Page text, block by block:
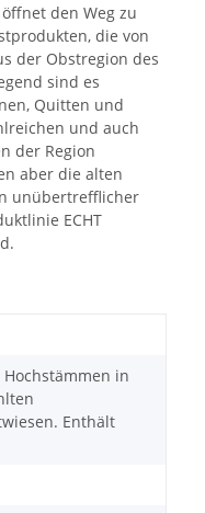
öffnet den Weg zu
die von
der Obstregion des
sind es
Quitten und
und auch
der Region
aber die alten
unübertrefflicher
ECHT
in
Enthält